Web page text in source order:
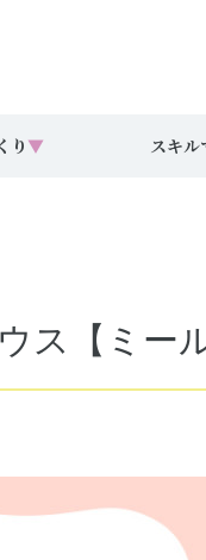
り▼ スキル
ス【ミー